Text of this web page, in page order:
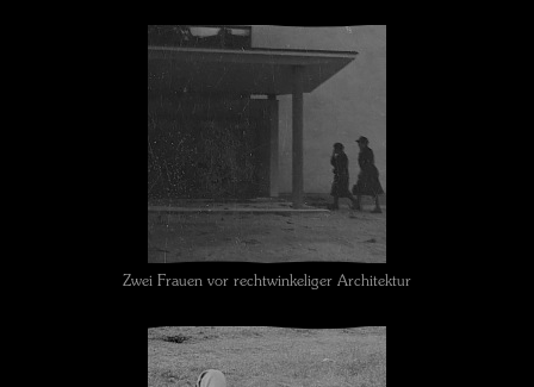
Zwei Frauen vor rechtwinkeliger Architektur